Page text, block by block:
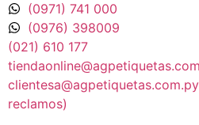
(0971) 741 000
(0976) 398009
(021) 610 177
reclamos)